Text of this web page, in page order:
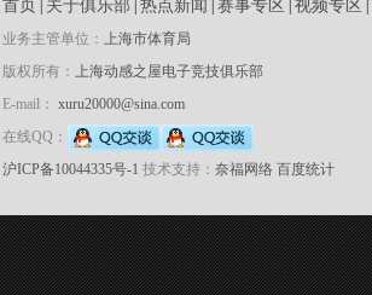
首页 关于俱乐部 热点新闻 赛事专区 视频专区
业务主管单位： 上海市体育局
版权所有： 上海动感之屋电子竞技俱乐部
E-mail： xuru20000@sina.com
在线QQ：
沪ICP备10044335号-1 技术支持： 奈福网络 百度统计